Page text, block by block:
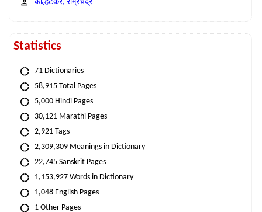
कोल्हटकर, राम्रचंद्र
Statistics
71 Dictionaries
58,915 Total Pages
5,000 Hindi Pages
30,121 Marathi Pages
2,921 Tags
2,309,309 Meanings in Dictionary
22,745 Sanskrit Pages
1,153,927 Words in Dictionary
1,048 English Pages
1 Other Pages